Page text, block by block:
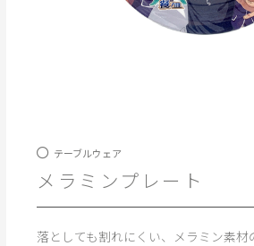
テーブルウェア
メラミンプレート
落としても割れにくい、メラミン素材